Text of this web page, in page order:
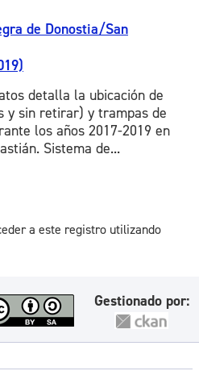
de Donostia/San
detalla la ubicación de
y sin retirar) y trampas de
los años 2017-2019 en
Sistema de...
a este registro utilizando
Gestionado por: